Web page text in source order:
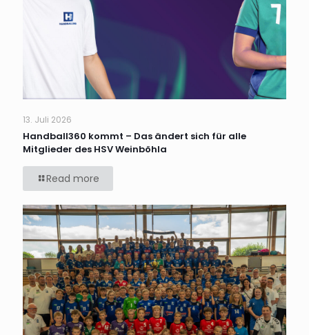
13. Juli 2026
Handball360 kommt – Das ändert sich für alle
Mitglieder des HSV Weinböhla
Read more